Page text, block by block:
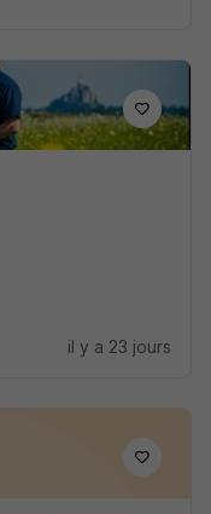
il y a 23 jours